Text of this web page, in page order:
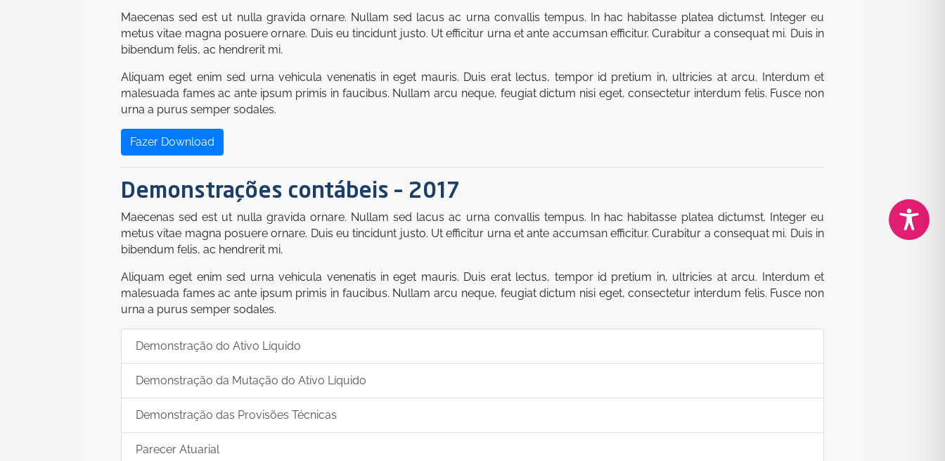
Maecenas sed est ut nulla gravida ornare. Nullam sed lacus ac urna convallis tempus. In hac habitasse platea dictumst. Integer eu
metus vitae magna posuere ornare. Duis eu tincidunt justo. Ut efficitur urna et ante accumsan efficitur. Curabitur a consequat mi. Duis in
bibendum felis, ac hendrerit mi.
Aliquam eget enim sed urna vehicula venenatis in eget mauris. Duis erat lectus, tempor id pretium in, ultricies at arcu. Interdum et
malesuada fames ac ante ipsum primis in faucibus. Nullam arcu neque, feugiat dictum nisi eget, consectetur interdum felis. Fusce non
urna a purus semper sodales.
Fazer Download
Demonstrações contábeis – 2017
Maecenas sed est ut nulla gravida ornare. Nullam sed lacus ac urna convallis tempus. In hac habitasse platea dictumst. Integer eu
metus vitae magna posuere ornare. Duis eu tincidunt justo. Ut efficitur urna et ante accumsan efficitur. Curabitur a consequat mi. Duis in
bibendum felis, ac hendrerit mi.
Aliquam eget enim sed urna vehicula venenatis in eget mauris. Duis erat lectus, tempor id pretium in, ultricies at arcu. Interdum et
malesuada fames ac ante ipsum primis in faucibus. Nullam arcu neque, feugiat dictum nisi eget, consectetur interdum felis. Fusce non
urna a purus semper sodales.
Demonstração do Ativo Líquido
Demonstração da Mutação do Ativo Líquido
Demonstração das Provisões Técnicas
Parecer Atuarial